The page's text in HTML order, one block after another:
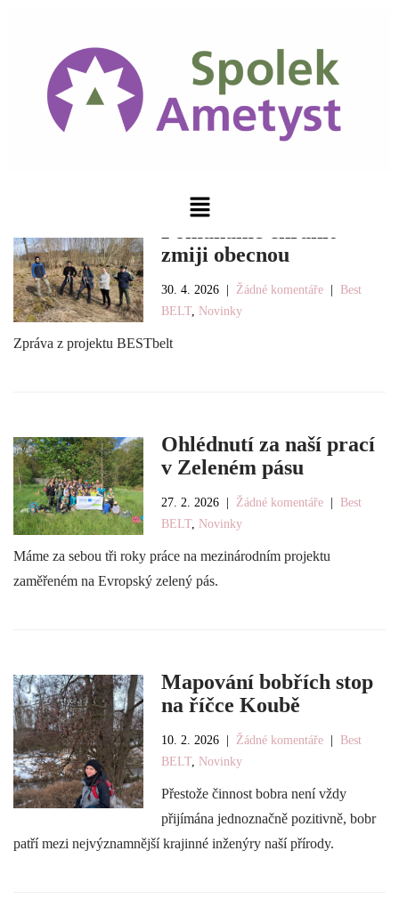
zmiji obecnou
30. 4. 2026 |Žádné komentáře
Best
BELT, Novinky
Zpráva z projektu BESTbelt
Ohlédnutí za naší prací
v Zeleném pásu
27. 2. 2026 |Žádné komentáře
Best
BELT, Novinky
Máme za sebou tři roky práce na mezinárodním projektu
zaměřeném na Evropský zelený pás.
Mapování bobřích stop
na říčce Koubě
10. 2. 2026 |Žádné komentáře
Best
BELT, Novinky
Přestože činnost bobra není vždy
přijímána jednoznačně pozitivně, bobr
patří mezi nejvýznamnější krajinné inženýry naší přírody.